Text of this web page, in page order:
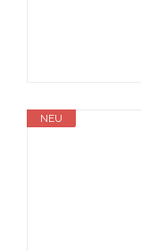
NEU